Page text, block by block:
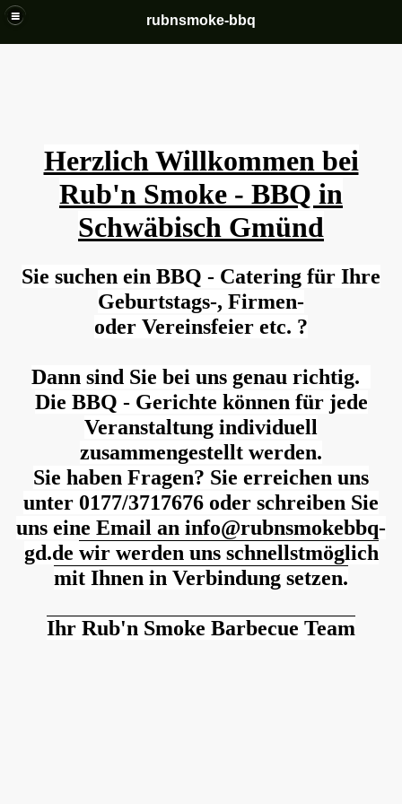
rubnsmoke-bbq
Herzlich Willkommen bei
Rub'n Smoke - BBQ in
Schwäbisch Gmünd
Sie suchen ein BBQ - Catering für Ihre
Geburtstags-, Firmen-
oder Vereinsfeier etc. ?
Dann sind Sie bei uns genau richtig.
Die BBQ - Gerichte können für jede
Veranstaltung individuell
zusammengestellt werden.
Sie haben Fragen? Sie erreichen uns
unter 0177/3717676 oder schreiben Sie
uns eine Email an info@rubnsmokebbq-
gd.de wir werden uns schnellstmöglich
mit Ihnen in Verbindung setzen.
Ihr Rub'n Smoke Barbecue Team